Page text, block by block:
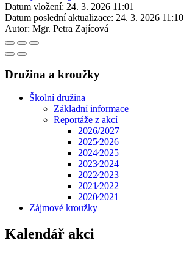
Datum vložení: 24. 3. 2026 11:01
Datum poslední aktualizace: 24. 3. 2026 11:10
Autor: Mgr. Petra Zajícová
Družina a kroužky
Školní družina
Základní informace
Reportáže z akcí
2026/2027
2025⁄2026
2024⁄2025
2023⁄2024
2022⁄2023
2021⁄2022
2020⁄2021
Zájmové kroužky
Kalendář akci